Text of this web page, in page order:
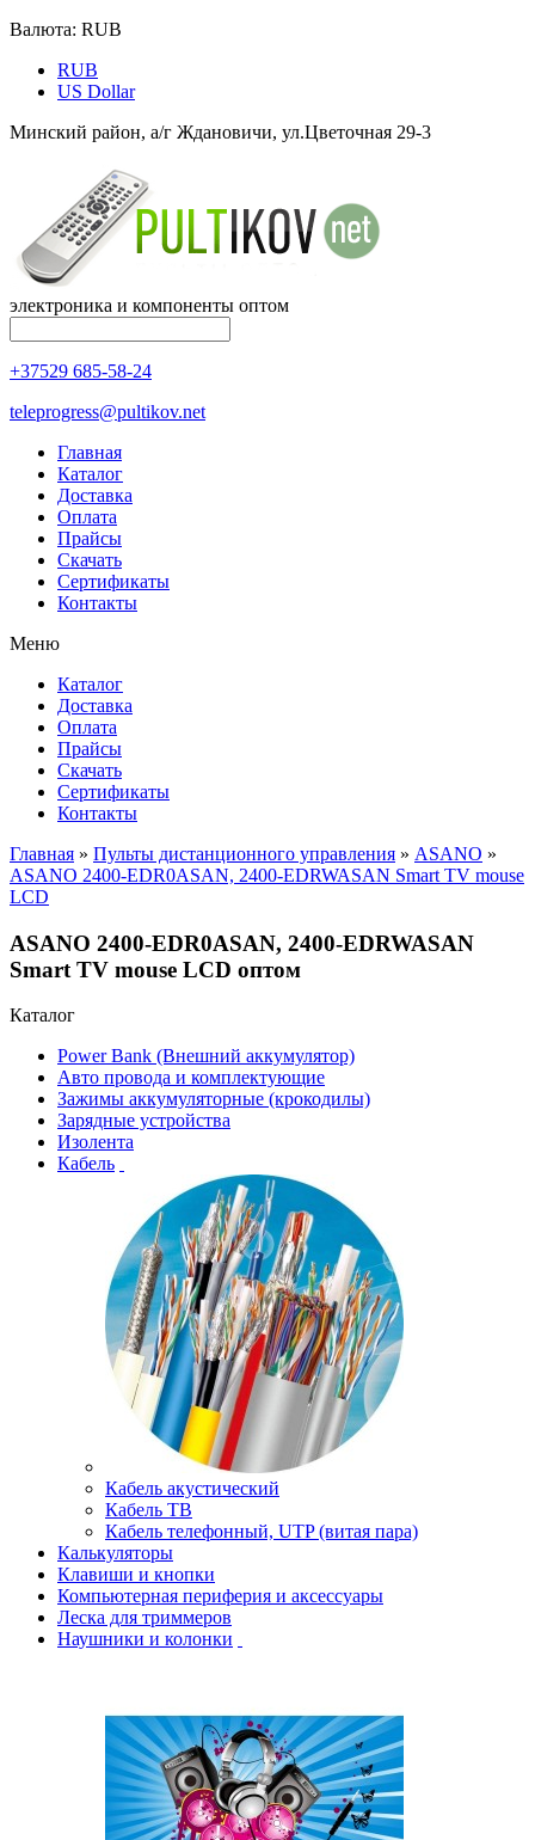
Валюта: RUB
RUB
US Dollar
Минский район, а/г Ждановичи, ул.Цветочная 29-3
электроника и компоненты оптом
+37529 685-58-24
teleprogress@pultikov.net
Главная
Каталог
Доставка
Оплата
Прайсы
Cкачать
Сертификаты
Контакты
Меню
Каталог
Доставка
Оплата
Прайсы
Cкачать
Сертификаты
Контакты
Главная » Пульты дистанционного управления » ASANO »
ASANO 2400-EDR0ASAN, 2400-EDRWASAN Smart TV mouse
LCD
ASANO 2400-EDR0ASAN, 2400-EDRWASAN
Smart TV mouse LCD оптом
Каталог
Power Bank (Внешний аккумулятор)
Авто провода и комплектующие
Зажимы аккумуляторные (крокодилы)
Зарядные устройства
Изолента
Кабель
Кабель акустический
Кабель ТВ
Кабель телефонный, UTP (витая пара)
Калькуляторы
Клавиши и кнопки
Компьютерная периферия и аксессуары
Леска для триммеров
Наушники и колонки